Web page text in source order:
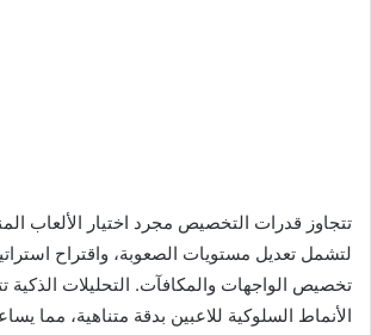
تتجاوز قدرات التخصيص مجرد اختيار الألعاب
لتشمل تعديل مستويات الصعوبة، واقتراح
تخصيص الواجهات والمكافآت. التحليلات الذكية
الأنماط السلوكية للاعبين بدقة متناهية، مما